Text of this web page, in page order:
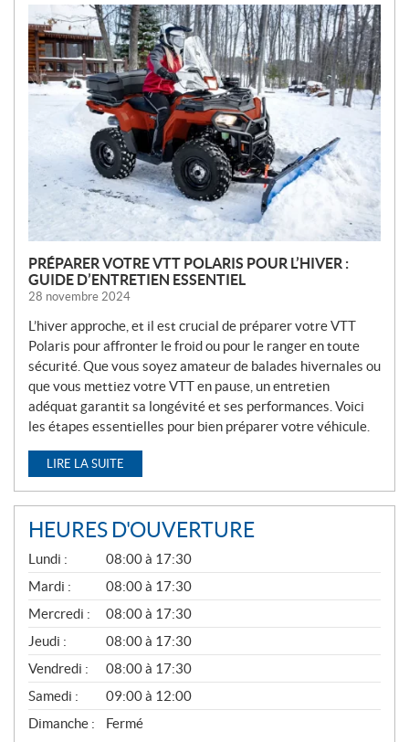
N
O
U
V
E
E
PRÉPARER VOTRE VTT POLARIS POUR L’HIVER :
GUIDE D’ENTRETIEN ESSENTIEL
28 novembre 2024
L’hiver approche, et il est crucial de préparer votre VTT
Polaris pour affronter le froid ou pour le ranger en toute
sécurité. Que vous soyez amateur de balades hivernales ou
que vous mettiez votre VTT en pause, un entretien
adéquat garantit sa longévité et ses performances. Voici
les étapes essentielles pour bien préparer votre véhicule.
LIRE LA SUITE
HEURES D'OUVERTURE
G
É
N
É
R
A
L
Lundi :
08:00 à 17:30
Mardi :
08:00 à 17:30
Mercredi :
08:00 à 17:30
Jeudi :
08:00 à 17:30
Vendredi :
08:00 à 17:30
Samedi :
09:00 à 12:00
Dimanche :
Fermé